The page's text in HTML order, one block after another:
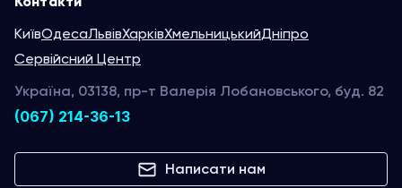
КиївОдесаЛьвівХарківХмельницькийДніпро
Сервійсний Центр
Україна, 03138, пр-т Валерія Лобановського, буд. 82
(067) 214-36-13
Написати нам